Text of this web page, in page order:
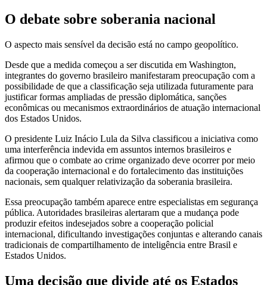
O debate sobre soberania nacional
O aspecto mais sensível da decisão está no campo geopolítico.
Desde que a medida começou a ser discutida em Washington,
integrantes do governo brasileiro manifestaram preocupação com a
possibilidade de que a classificação seja utilizada futuramente para
justificar formas ampliadas de pressão diplomática, sanções
econômicas ou mecanismos extraordinários de atuação internacional
dos Estados Unidos.
O presidente Luiz Inácio Lula da Silva classificou a iniciativa como
uma interferência indevida em assuntos internos brasileiros e
afirmou que o combate ao crime organizado deve ocorrer por meio
da cooperação internacional e do fortalecimento das instituições
nacionais, sem qualquer relativização da soberania brasileira.
Essa preocupação também aparece entre especialistas em segurança
pública. Autoridades brasileiras alertaram que a mudança pode
produzir efeitos indesejados sobre a cooperação policial
internacional, dificultando investigações conjuntas e alterando canais
tradicionais de compartilhamento de inteligência entre Brasil e
Estados Unidos.
Uma decisão que divide até os Estados